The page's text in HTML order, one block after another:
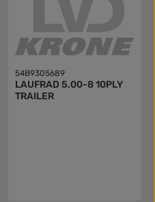
54B9305689
LAUFRAD 5.00-8 10PLY
TRAILER